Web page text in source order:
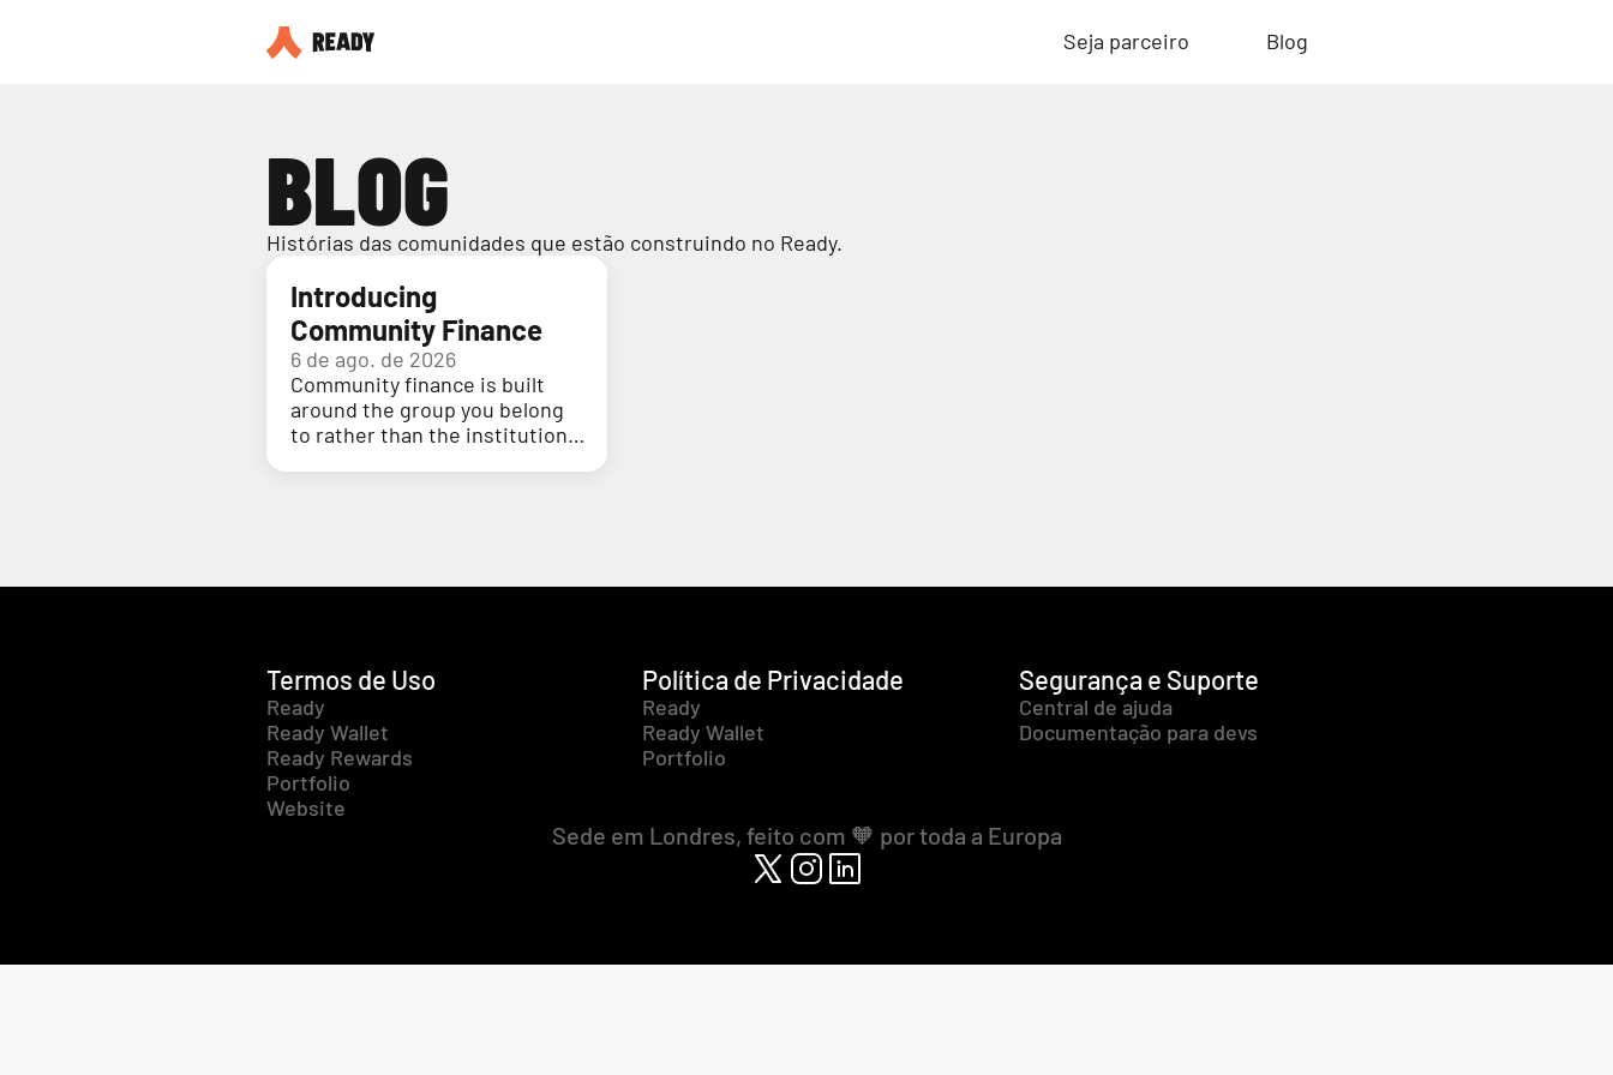
Seja parceiro Blog
BLOG
Histórias das comunidades que estão construindo no Ready.
Introducing
Community Finance
6 de ago. de 2026
Community finance is built
around the group you belong
to rather than the institution
Termos de Uso
Ready
Ready Wallet
Ready Rewards
Portfolio
Website
Política de Privacidade
Ready
Ready Wallet
Portfolio
Segurança e Suporte
Central de ajuda
Documentação para devs
Sede em Londres, feito com 🧡 por toda a Europa